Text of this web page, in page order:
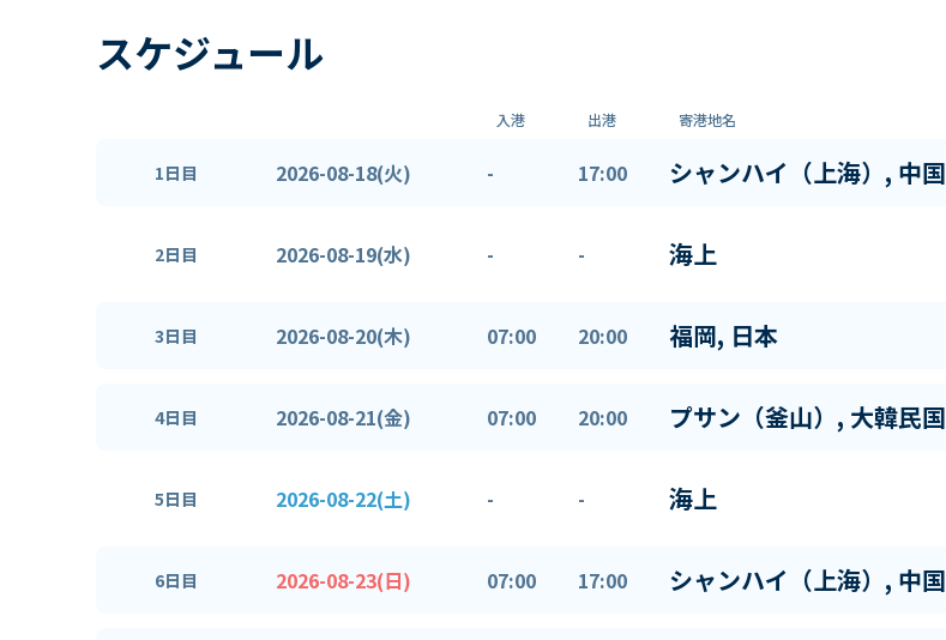
スケジュール
入港 出港 寄港地名
1日目 2026-08-18(火) - 17:00 シャンハイ（上海）, 中国
2日目 2026-08-19(水) - - 海上
3日目 2026-08-20(木) 07:00 20:00 福岡, 日本
4日目 2026-08-21(金) 07:00 20:00 プサン（釜山）, 大韓民国
5日目 2026-08-22(土) - - 海上
6日目 2026-08-23(日) 07:00 17:00 シャンハイ（上海）, 中国